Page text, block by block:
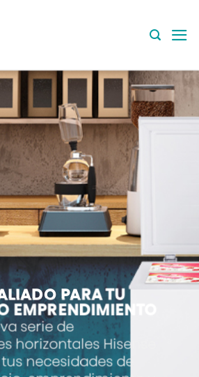
PARA TU
EMPRENDIMIENTO
serie de
horizontales Hisense
necesidades de